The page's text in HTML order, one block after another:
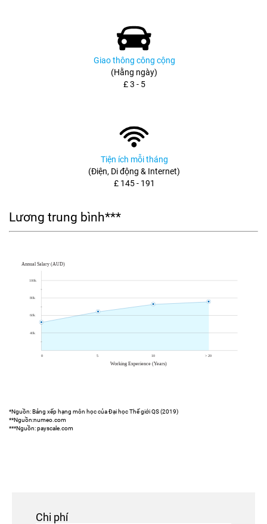
Giao thông công cộng
(Hằng ngày)
£ 3 - 5
Tiện ích mỗi tháng
(Điện, Di động & Internet)
£ 145 - 191
Lương trung bình***
*Nguồn: Bảng xếp hạng môn học của Đại học Thế giới QS (2019)
**Nguồn:numeo.com
***Nguồn: payscale.com
Chi phí